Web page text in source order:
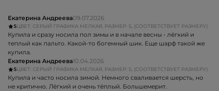
Екатерина Андреева09.07.2026
5ЦВЕТ: СЕРЫЙ ГРАФИКА МЕЛКАЯ, РАЗМЕР: S, (СООТВЕТСТВУЕТ РАЗМЕРУ)
Купила и сразу носила пол зимы и в начале весны - лёгкий и
теплый как пальто. Какой-то богемный шик. Еще шарф такой же
купила.
Екатерина Андреева10.04.2026
5ЦВЕТ: СЕРЫЙ ГРАФИКА МЕЛКАЯ, РАЗМЕР: S, (СООТВЕТСТВУЕТ РАЗМЕРУ)
Купила и часто носила зимой. Немного сваливается шерсть, но
не критично. Лёгкий и очень тёплый. Большемерит.